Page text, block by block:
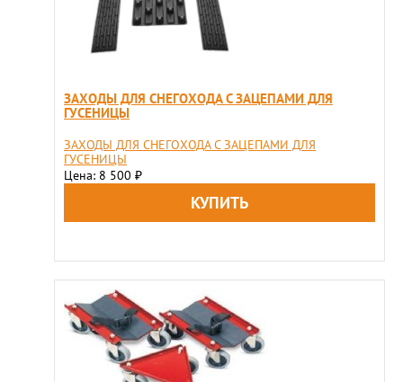
ЗАХОДЫ ДЛЯ СНЕГОХОДА С ЗАЦЕПАМИ ДЛЯ
ГУСЕНИЦЫ
ЗАХОДЫ ДЛЯ СНЕГОХОДА С ЗАЦЕПАМИ ДЛЯ
ГУСЕНИЦЫ
Цена: 8 500 ₽